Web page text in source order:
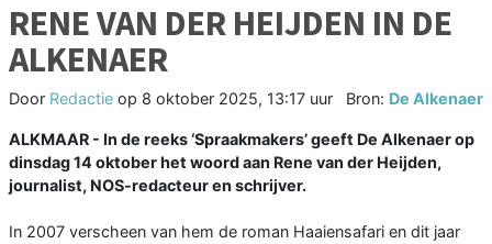
RENE VAN DER HEIJDEN IN DE
ALKENAER
Door Redactie op 8 oktober 2025, 13:17 uur Bron: De Alkenaer
ALKMAAR - In de reeks ‘Spraakmakers’ geeft De Alkenaer op
dinsdag 14 oktober het woord aan Rene van der Heijden,
journalist, NOS-redacteur en schrijver.
In 2007 verscheen van hem de roman Haaiensafari en dit jaar